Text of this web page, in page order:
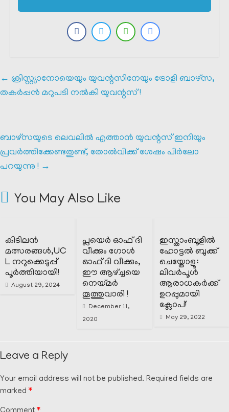
← ക്രിസ്റ്റ്യാനോയെയും യുവന്റസിനേയും ട്രോളി ബാഴ്സ,
തകർപ്പൻ മറുപടി നൽകി യുവന്റസ് !
ബാഴ്സയുടെ ലെവലിൽ എത്താൻ യുവന്റസ് ഇനിയും
പ്രവർത്തിക്കേണ്ടതുണ്ട്, തോൽവിക്ക് ശേഷം പിർലോ
പറയുന്നു ! →
You May Also Like
കിടിലൻ
മത്സരങ്ങൾ,UC
L നറുക്കെടുപ്പ്
പൂർത്തിയായി!
August 29, 2024
പ്ലയെർ ഓഫ് ദി
വീക്കും ഗോൾ
ഓഫ് ദി വീക്കും,
ഈ ആഴ്ച്ചയെ
നെയ്മർ
തൂത്തുവാരി !
December 11,
2020
ഇസ്താംബൂളിൽ
ഹോട്ടൽ ബുക്ക്
ചെയ്തോളൂ:
ലിവർപൂൾ
ആരാധകർക്ക്
ഉറപ്പുമായി
ക്ലോപ്!
May 29, 2022
Leave a Reply
Your email address will not be published. Required fields are
marked *